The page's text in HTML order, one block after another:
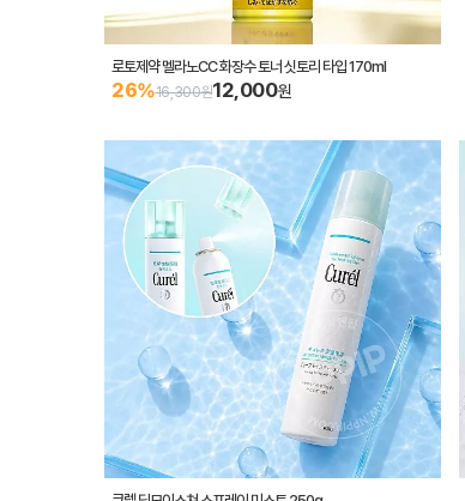
로토제약 멜라노CC 화장수 토너 싯토리 타입 170ml
26%16,300원12,000원